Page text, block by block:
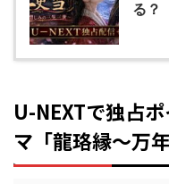
る？
U-NEXTで独占
マ「龍珞縁～万